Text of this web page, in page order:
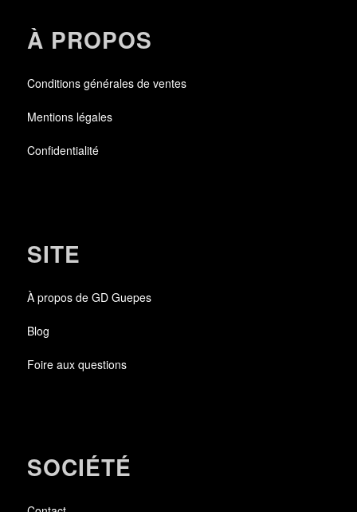
À PROPOS
Conditions générales de ventes
Mentions légales
Confidentialité
SITE
À propos de GD Guepes
Blog
Foire aux questions
SOCIÉTÉ